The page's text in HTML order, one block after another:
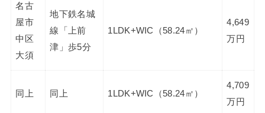
名古
屋市
中区
大須
地下鉄名城
線「上前
津」歩5分
1LDK+WIC（58.24㎡）
4,649
万円
同上 同上 1LDK+WIC（58.24㎡）
4,709
万円